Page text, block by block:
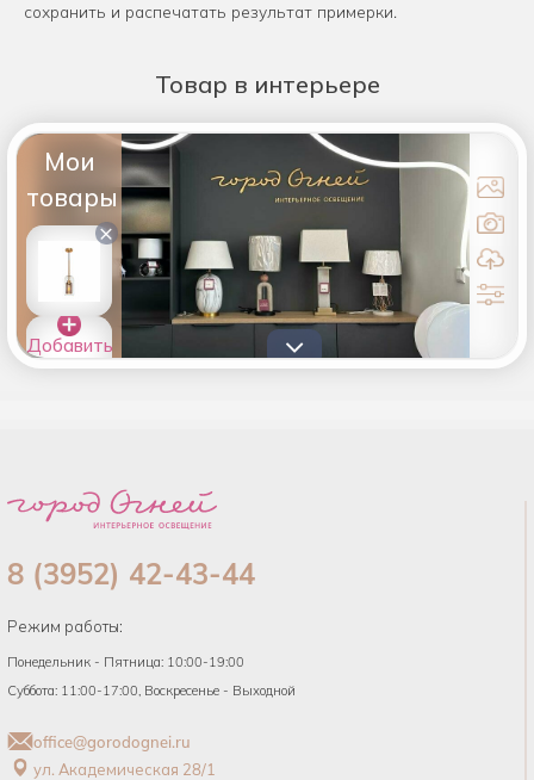
сохранить и распечатать результат примерки.
Товар в интерьере
Мои
товары
×
Добавить
товары в
8 (3952) 42-43-44
Режим работы:
Понедельник - Пятница: 10:00-19:00
Суббота: 11:00-17:00, Воскресенье - Выходной
office@gorodognei.ru
ул. Академическая 28/1